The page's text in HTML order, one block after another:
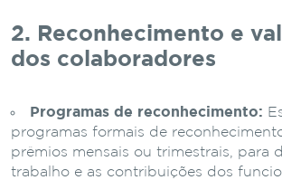
2. Reconhecimento e
dos colaboradores
Programas de reconhecimento:
programas formais de
prêmios mensais ou trimestrais, para
trabalho e as contribuições dos